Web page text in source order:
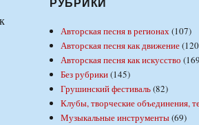
Авторская песня в регионах(107)
Авторская песня как движение
Авторская песня как искусство
Без рубрики(145)
Грушинский фестиваль(82)
Клубы, творческие объединения,
Музыкальные инструменты(69)